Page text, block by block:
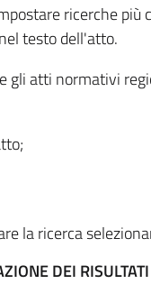
ricerche
testo dell'atto.
gli atti normativi
la ricerca
DEI RISULTATI